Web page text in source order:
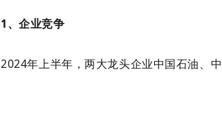
1、企业竞争
2024年上半年，两大龙头企业中国石油、